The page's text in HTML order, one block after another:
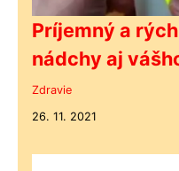
Príjemný a
nádchy aj
Zdravie
26. 11. 2021